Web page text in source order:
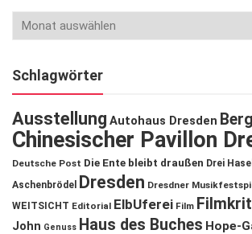
Schlagwörter
Ausstellung Autohaus Dresden
Chinesischer Pavillon
Deutsche Post Die Ente bleibt draußen Drei
Aschenbrödel
Dresden Dresdner
WEITSICHT Editorial ElbUferei Film
John Genuss Haus des Buches Hope-